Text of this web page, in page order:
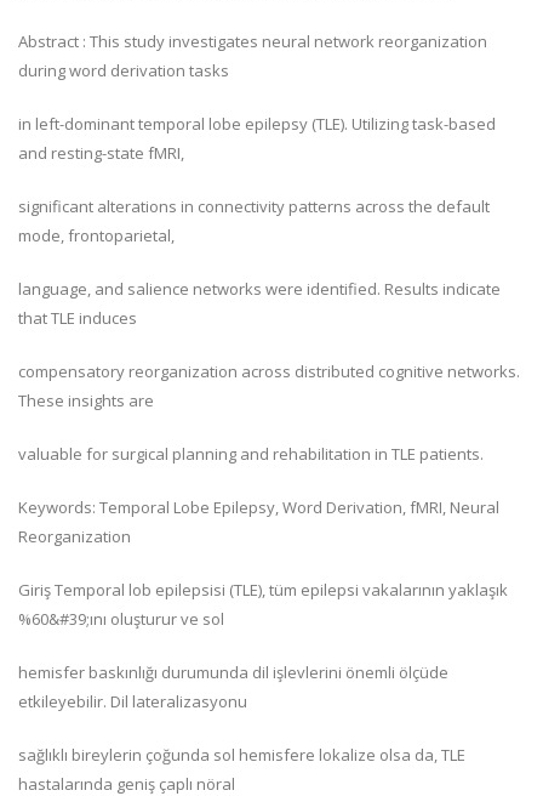
Abstract : This study investigates neural network reorganization
during word derivation tasks
in left-dominant temporal lobe epilepsy (TLE). Utilizing task-based
and resting-state fMRI,
significant alterations in connectivity patterns across the default
mode, frontoparietal,
language, and salience networks were identified. Results indicate
that TLE induces
compensatory reorganization across distributed cognitive networks.
These insights are
valuable for surgical planning and rehabilitation in TLE patients.
Keywords: Temporal Lobe Epilepsy, Word Derivation, fMRI, Neural
Reorganization
Giriş Temporal lob epilepsisi (TLE), tüm epilepsi vakalarının yaklaşık
%60&#39;ını oluşturur ve sol
hemisfer baskınlığı durumunda dil işlevlerini önemli ölçüde
etkileyebilir. Dil lateralizasyonu
sağlıklı bireylerin çoğunda sol hemisfere lokalize olsa da, TLE
hastalarında geniş çaplı nöral